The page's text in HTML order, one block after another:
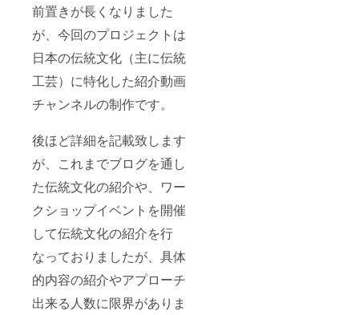
前置きが長くなりました
が、今回のプロジェクトは
日本の伝統文化（主に伝統
工芸）に特化した紹介動画
チャンネルの制作です。
後ほど詳細を記載致します
が、これまでブログを通し
た伝統文化の紹介や、ワー
クショップイベントを開催
して伝統文化の紹介を行
なっておりましたが、具体
的内容の紹介やアプローチ
出来る人数に限界がありま